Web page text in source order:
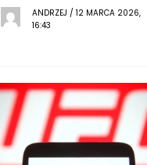
ANDRZEJ / 12 MARCA 2026,
16:43